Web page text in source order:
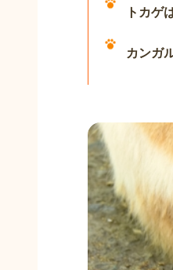
トカゲ
カンガ